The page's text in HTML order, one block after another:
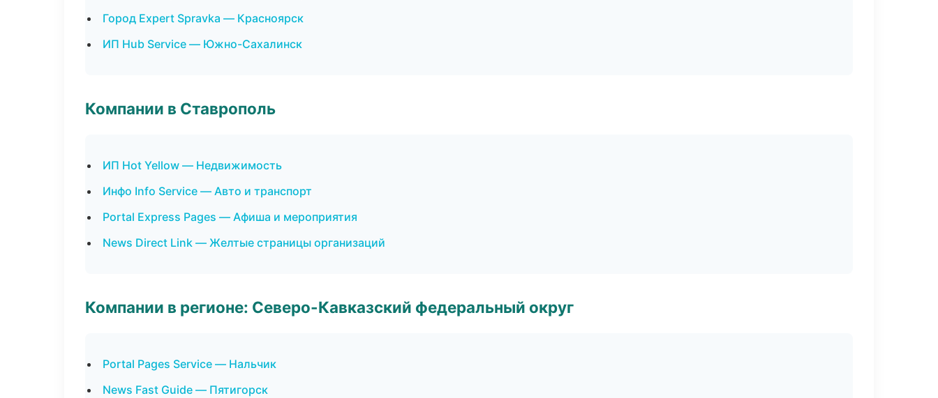
Город Expert Spravka — Красноярск
ИП Hub Service — Южно-Сахалинск
Компании в Ставрополь
ИП Hot Yellow — Недвижимость
Инфо Info Service — Авто и транспорт
Portal Express Pages — Афиша и мероприятия
News Direct Link — Желтые страницы организаций
Компании в регионе: Северо-Кавказский федеральный округ
Portal Pages Service — Нальчик
News Fast Guide — Пятигорск